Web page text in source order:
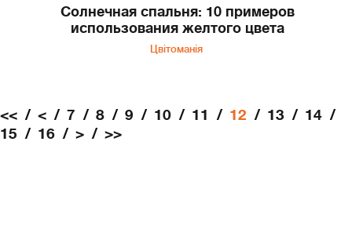
Солнечная спальня: 10 примеров
использования желтого цвета
Цвітоманія
<< < 7 8 9 10 11 12 13
14
15
16 > >>